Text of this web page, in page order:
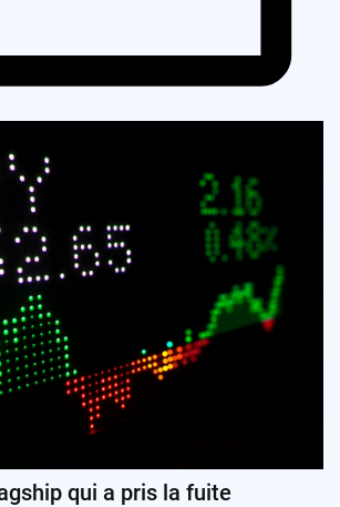
qui a pris la fuite